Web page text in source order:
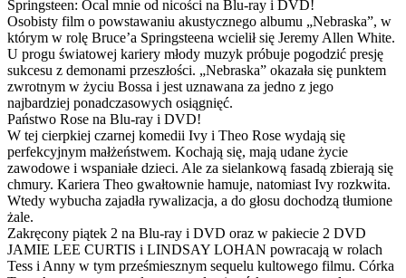
Springsteen: Ocal mnie od nicości na Blu-ray i DVD!
Osobisty film o powstawaniu akustycznego albumu „Nebraska”, w
którym w rolę Bruce’a Springsteena wcielił się Jeremy Allen White.
U progu światowej kariery młody muzyk próbuje pogodzić presję
sukcesu z demonami przeszłości. „Nebraska” okazała się punktem
zwrotnym w życiu Bossa i jest uznawana za jedno z jego
najbardziej ponadczasowych osiągnięć.
Państwo Rose na Blu-ray i DVD!
W tej cierpkiej czarnej komedii Ivy i Theo Rose wydają się
perfekcyjnym małżeństwem. Kochają się, mają udane życie
zawodowe i wspaniałe dzieci. Ale za sielankową fasadą zbierają się
chmury. Kariera Theo gwałtownie hamuje, natomiast Ivy rozkwita.
Wtedy wybucha zajadła rywalizacja, a do głosu dochodzą tłumione
żale.
Zakręcony piątek 2 na Blu-ray i DVD oraz w pakiecie 2 DVD
JAMIE LEE CURTIS i LINDSAY LOHAN powracają w rolach
Tess i Anny w tym prześmiesznym sequelu kultowego filmu. Córka